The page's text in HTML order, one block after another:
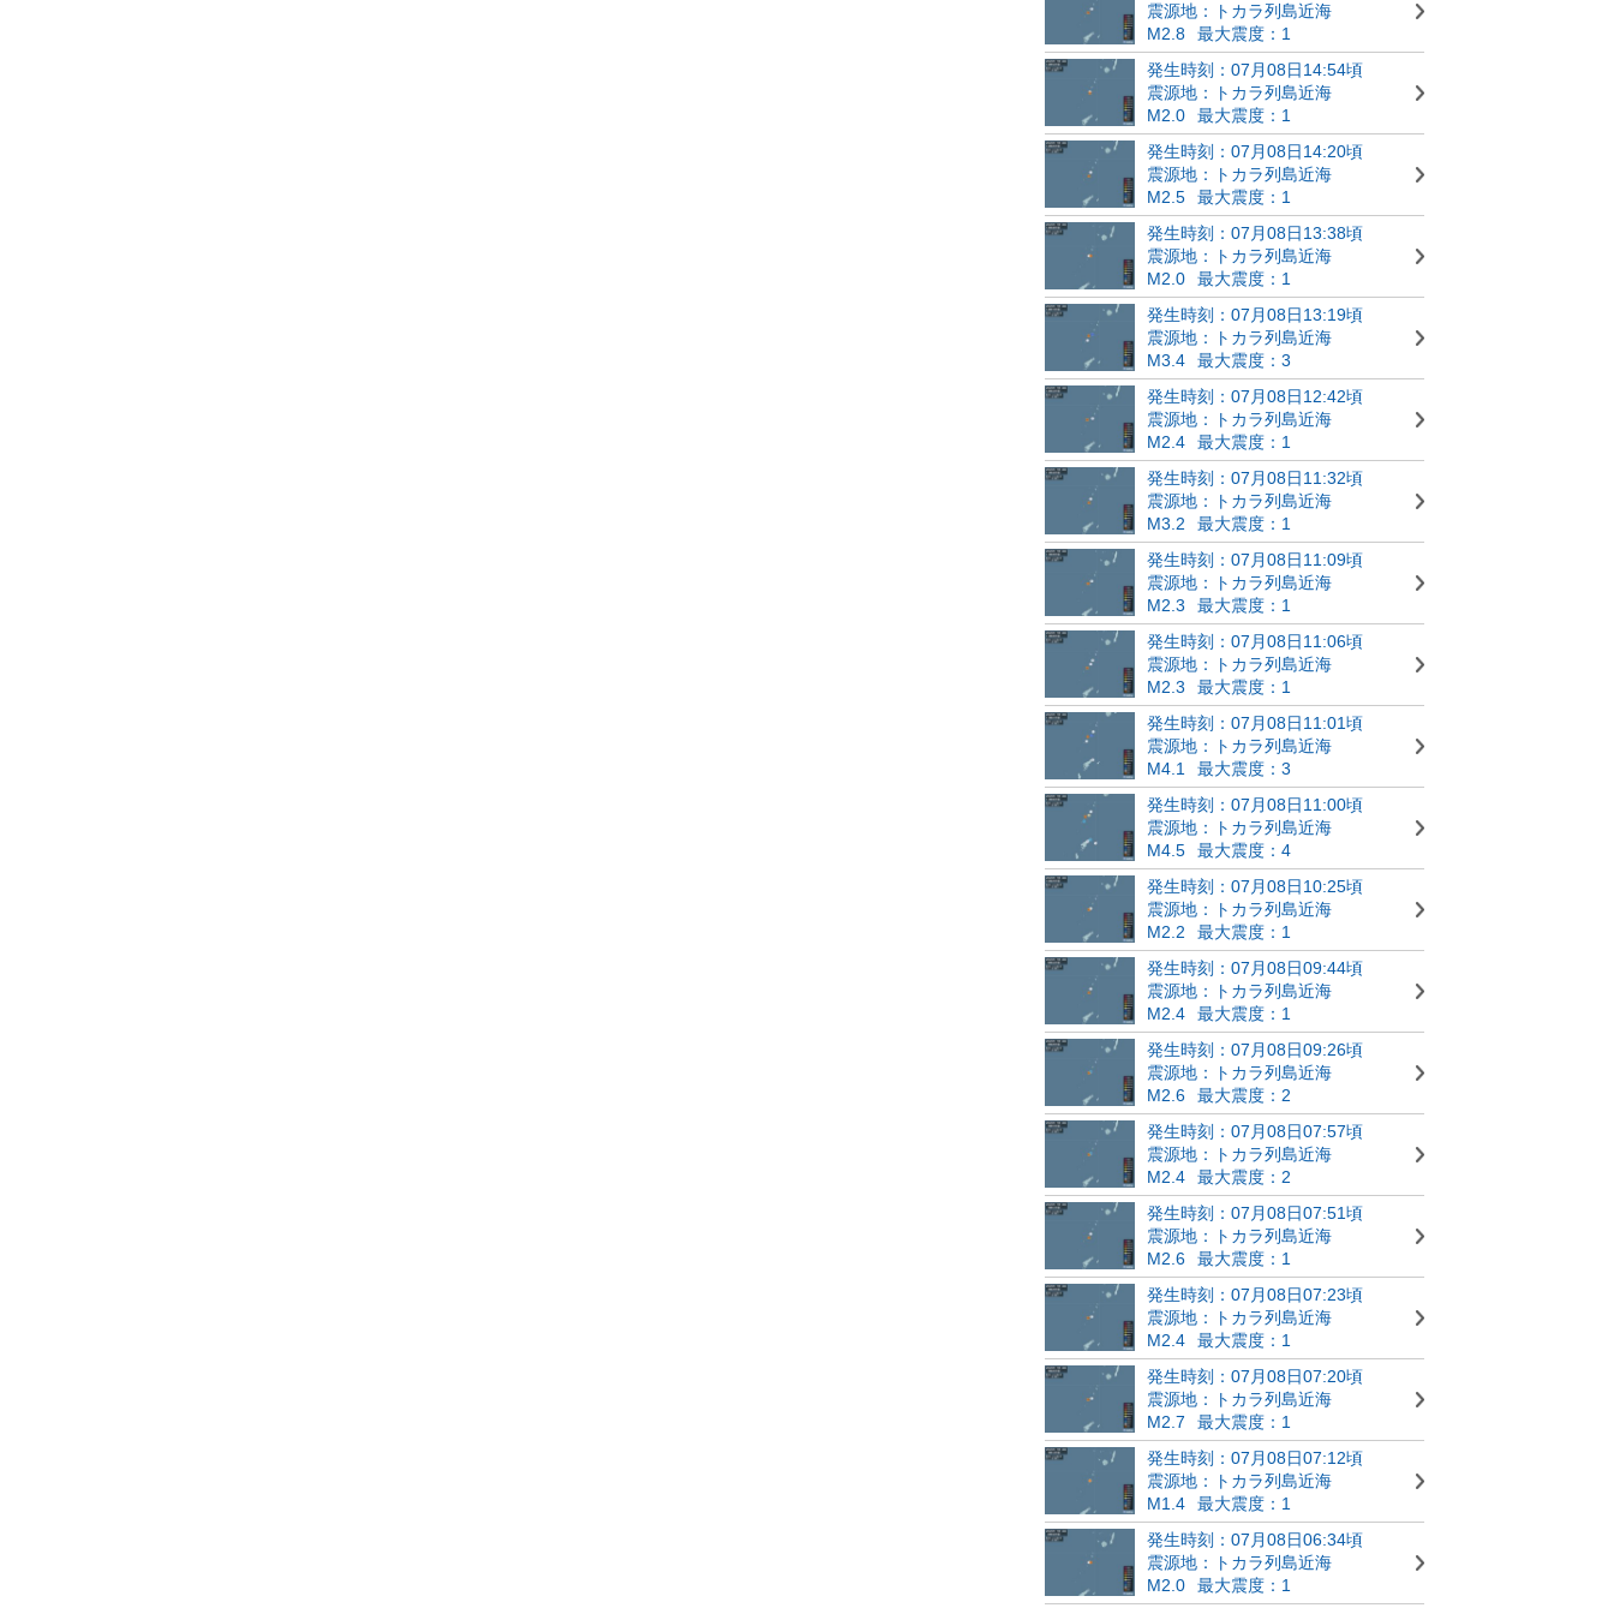
震源地：トカラ列島近海
M2.8
最大震度：1
発生時刻：07月08日14:54頃
震源地：トカラ列島近海
M2.0
最大震度：1
発生時刻：07月08日14:20頃
震源地：トカラ列島近海
M2.5
最大震度：1
発生時刻：07月08日13:38頃
震源地：トカラ列島近海
M2.0
最大震度：1
発生時刻：07月08日13:19頃
震源地：トカラ列島近海
M3.4
最大震度：3
発生時刻：07月08日12:42頃
震源地：トカラ列島近海
M2.4
最大震度：1
発生時刻：07月08日11:32頃
震源地：トカラ列島近海
M3.2
最大震度：1
発生時刻：07月08日11:09頃
震源地：トカラ列島近海
M2.3
最大震度：1
発生時刻：07月08日11:06頃
震源地：トカラ列島近海
M2.3
最大震度：1
発生時刻：07月08日11:01頃
震源地：トカラ列島近海
M4.1
最大震度：3
発生時刻：07月08日11:00頃
震源地：トカラ列島近海
M4.5
最大震度：4
発生時刻：07月08日10:25頃
震源地：トカラ列島近海
M2.2
最大震度：1
発生時刻：07月08日09:44頃
震源地：トカラ列島近海
M2.4
最大震度：1
発生時刻：07月08日09:26頃
震源地：トカラ列島近海
M2.6
最大震度：2
発生時刻：07月08日07:57頃
震源地：トカラ列島近海
M2.4
最大震度：2
発生時刻：07月08日07:51頃
震源地：トカラ列島近海
M2.6
最大震度：1
発生時刻：07月08日07:23頃
震源地：トカラ列島近海
M2.4
最大震度：1
発生時刻：07月08日07:20頃
震源地：トカラ列島近海
M2.7
最大震度：1
発生時刻：07月08日07:12頃
震源地：トカラ列島近海
M1.4
最大震度：1
発生時刻：07月08日06:34頃
震源地：トカラ列島近海
M2.0
最大震度：1